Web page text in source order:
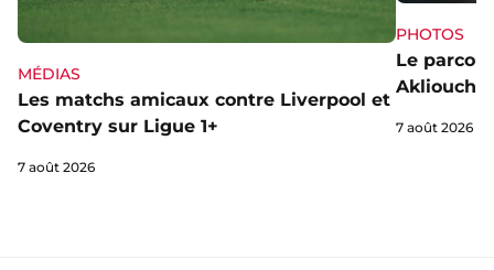
MÉDIAS
Les matchs amicaux contre Liverpool et
Coventry sur Ligue 1+
7 août 2026
PHOTOS
Le
Akliouche
7 août 2026